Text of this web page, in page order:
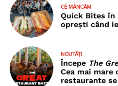
CE MÂNCĂM
Quick Bites în
oprești când
NOUTĂȚI
Începe The
Cea mai
restaurante